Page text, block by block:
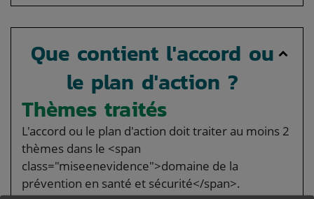
Que contient l'accord ou
le plan d'action ?
Thèmes traités
L'accord ou le plan d'action doit traiter au moins 2
thèmes dans le <span
class="miseenevidence">domaine de la
prévention en santé et sécurité</span>.